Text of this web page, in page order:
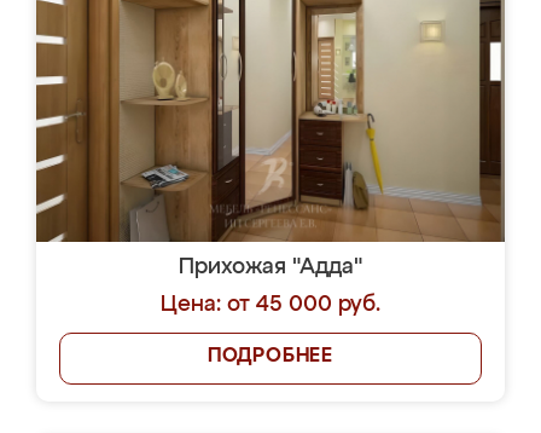
Прихожая "Адда"
Цена: от 45 000 руб.
ПОДРОБНЕЕ